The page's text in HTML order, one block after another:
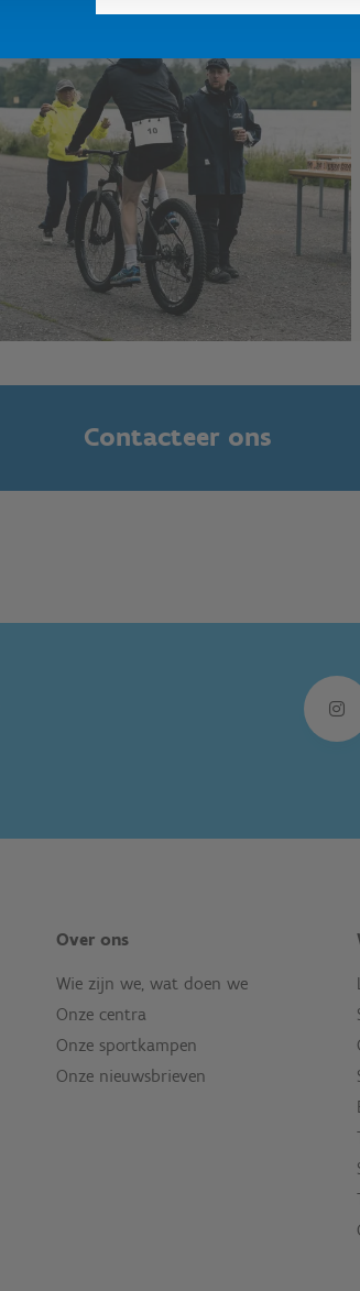
Contacteer ons
Over ons
Wie zijn we, wat doen we
Onze centra
Onze sportkampen
Onze nieuwsbrieven